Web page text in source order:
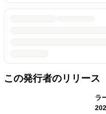
この発行者のリリース
ラ